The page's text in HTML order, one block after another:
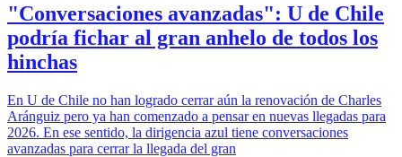
"Conversaciones avanzadas": U de Chile
podría fichar al gran anhelo de todos los
hinchas
En U de Chile no han logrado cerrar aún la renovación de Charles
Aránguiz pero ya han comenzado a pensar en nuevas llegadas para
2026. En ese sentido, la dirigencia azul tiene conversaciones
avanzadas para cerrar la llegada del gran